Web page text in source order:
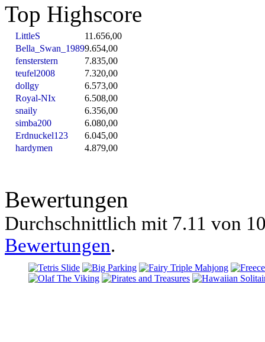
Top Highscore
LittleS
11.656,00
Bella_Swan_19899.654,00
fensterstern
7.835,00
teufel2008
7.320,00
dollgy
6.573,00
Royal-NIx
6.508,00
snaily
6.356,00
simba200
6.080,00
Erdnuckel123
6.045,00
hardymen
4.879,00
Bewertungen
Durchschnittlich mit 7.11 von
Bewertungen.